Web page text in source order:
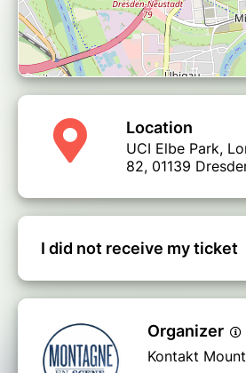
Location
UCI Elbe Park,
82, 01139
I did not receive my ticket
Organizer
Kontakt